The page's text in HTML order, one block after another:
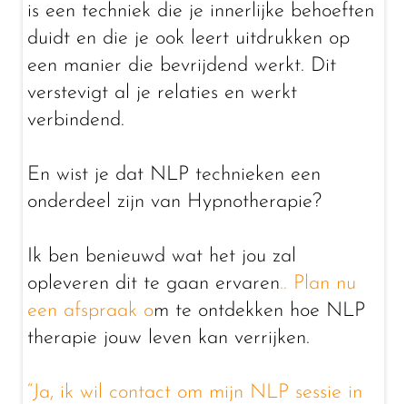
is een techniek die je innerlijke behoeften
duidt en die je ook leert uitdrukken op
een manier die bevrijdend werkt. Dit
verstevigt al je relaties en werkt
verbindend.
En wist je dat NLP technieken een
onderdeel zijn van Hypnotherapie?
Ik ben benieuwd wat het jou zal
opleveren dit te gaan ervaren.. Plan nu
een afspraak om te ontdekken hoe NLP
therapie jouw leven kan verrijken.
“Ja, ik wil contact om mijn NLP sessie in